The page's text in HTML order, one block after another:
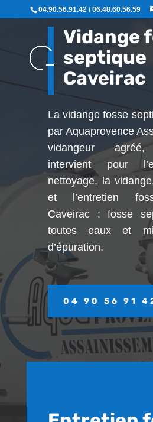
04.90.56.91.42 / 06.48.60.56.59
Vidange
septique
Caveirac
La vidange fosse
par Aquaprovence
vidangeur agréé,
intervient pour
nettoyage, la
et l’entretien
Caveirac : fosse
toutes eaux et
d’épuration.
04 90 56 91